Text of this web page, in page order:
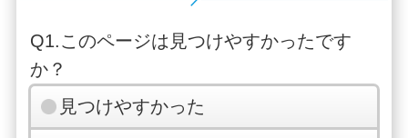
Q1.このページは見つけやすかったです
か？
見つけやすかった